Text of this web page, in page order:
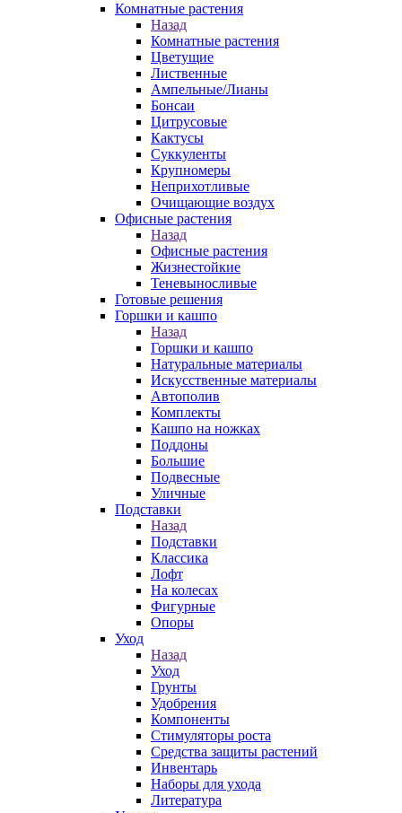
Комнатные растения
Назад
Комнатные растения
Цветущие
Лиственные
Ампельные/Лианы
Бонсаи
Цитрусовые
Кактусы
Суккуленты
Крупномеры
Неприхотливые
Очищающие воздух
Офисные растения
Назад
Офисные растения
Жизнестойкие
Теневыносливые
Готовые решения
Горшки и кашпо
Назад
Горшки и кашпо
Натуральные материалы
Искусственные материалы
Автополив
Комплекты
Кашпо на ножках
Поддоны
Большие
Подвесные
Уличные
Подставки
Назад
Подставки
Классика
Лофт
На колесах
Фигурные
Опоры
Уход
Назад
Уход
Грунты
Удобрения
Компоненты
Стимуляторы роста
Средства защиты растений
Инвентарь
Наборы для ухода
Литература